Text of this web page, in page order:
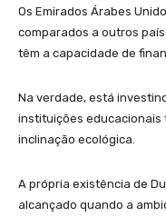
Os Emirados Árabes
comparados a outros
têm a capacidade de
Na verdade, está
instituições educacionais
inclinação ecológica.
A própria existência de
alcançado quando a